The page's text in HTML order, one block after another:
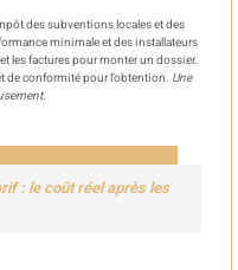
des subventions locales et des
minimale et des installateurs
les factures pour monter un dossier.
de conformité pour l’obtention. Une
.
: le coût réel après les